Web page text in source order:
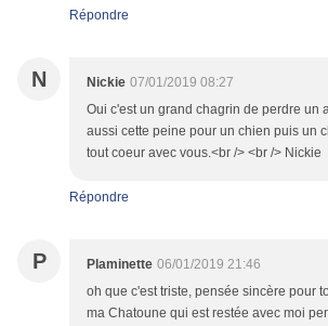
Répondre
N Nickie 07/01/2019 08:27
Oui c'est un grand chagrin de perdre un
aussi cette peine pour un chien puis un
tout coeur avec vous.<br /> <br /> Nickie
Répondre
P Plaminette 06/01/2019 21:46
oh que c'est triste, pensée sincère pour
ma Chatoune qui est restée avec moi